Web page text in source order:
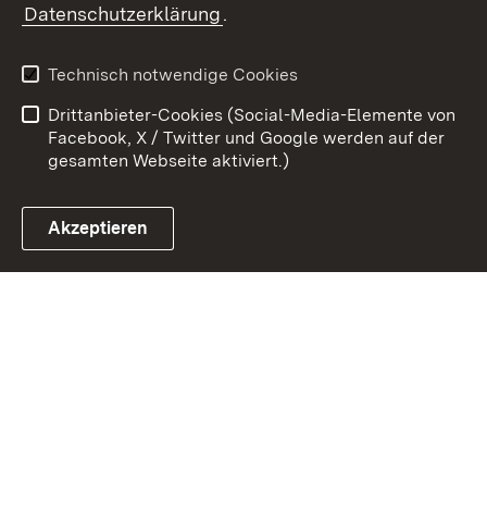
Link zum Landesportal
Kontakt
Barrierefreiheit
Impressum
Cookies
Datenschutzerklärung.
Technisch notwendige Cookies
Drittanbieter-Cookies (Social-Media-Elemente von
Facebook, X / Twitter und Google werden auf der
gesamten Webseite aktiviert.)
Akzeptieren